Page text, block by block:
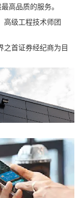
高品质的服务。
高级工程技术师团
之首证券经纪商为目